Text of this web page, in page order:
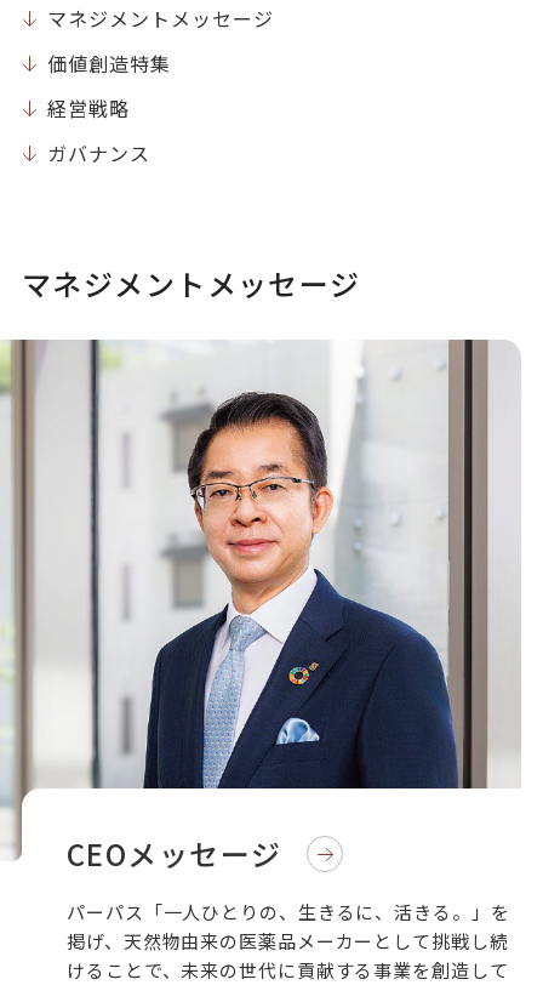
マネジメントメッセージ
価値創造特集
経営戦略
ガバナンス
マネジメントメッセージ
CEOメッセージ
パーパス「一人ひとりの、生きるに、活きる。」を
掲げ、天然物由来の医薬品メーカーとして挑戦し続
けることで、未来の世代に貢献する事業を創造して